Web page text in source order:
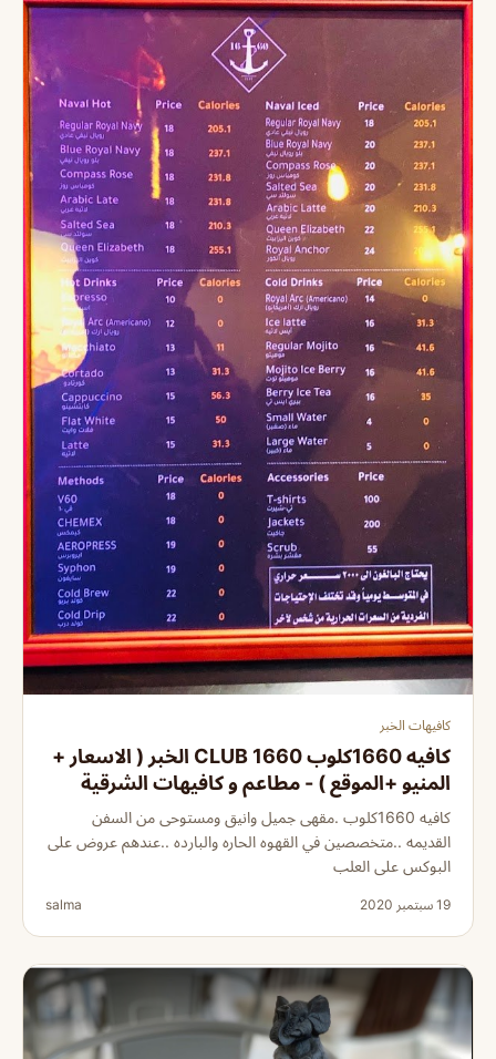
كافيهات الخبر
كافيه 1660كلوب 1660 CLUB الخبر ( الاسعار +
المنيو +الموقع ) - مطاعم و كافيهات الشرقية
كافيه 1660كلوب .مقهى جميل وانيق ومستوحى من السفن
القديمه ..متخصصين في القهوه الحاره والبارده ..عندهم عروض على
البوكس على العلب
19 سبتمبر 2020 salma